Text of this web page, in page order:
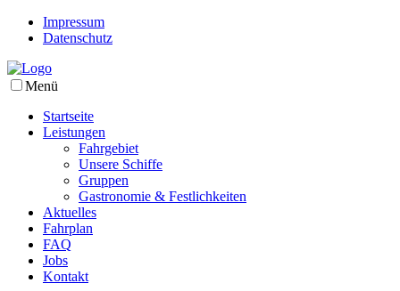
Impressum
Datenschutz
Menü
Startseite
Leistungen
Fahrgebiet
Unsere Schiffe
Gruppen
Gastronomie & Festlichkeiten
Aktuelles
Fahrplan
FAQ
Jobs
Kontakt